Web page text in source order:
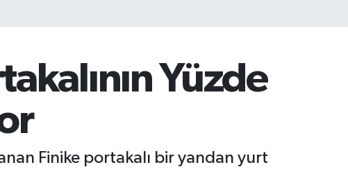
Yüzde
Finike portakalı bir yandan yurt